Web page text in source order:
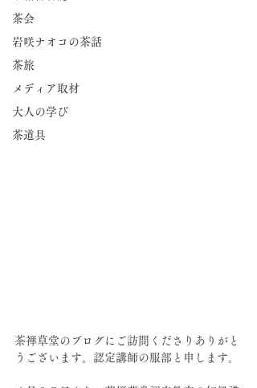
茶会
岩咲ナオコの茶話
茶旅
メディア取材
大人の学び
茶道具
茶禅草堂のブログにご訪問くださりありがと
うございます。認定講師の服部と申します。